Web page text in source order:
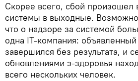
Скорее всего, сбой произошел
системы в выходные.
что о надзоре за системой
одна IT-компания: объявленный
завершился без результата, и
обновлениями э-здоровья
всего нескольких человек.